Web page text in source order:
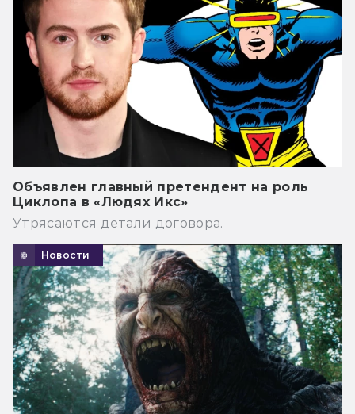
Объявлен главный претендент на роль
Циклопа в «Людях Икс»
Утрясаются детали договора.
Новости